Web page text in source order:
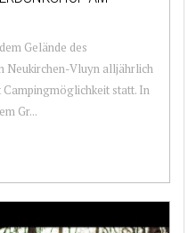
Gelände des
Neukirchen-Vluyn alljährlich
statt. In
Gr...